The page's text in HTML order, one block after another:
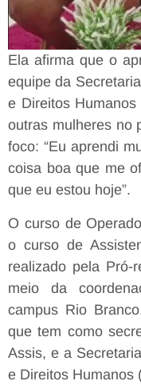
Ela afirma que o
equipe da
e Direitos
outras mulheres no
foco: “Eu aprendi
coisa boa que me
que eu estou hoje”.
O curso de
o curso de
realizado pela Pró-
meio da
campus Rio
que tem como
Assis, e a
e Direitos Humanos